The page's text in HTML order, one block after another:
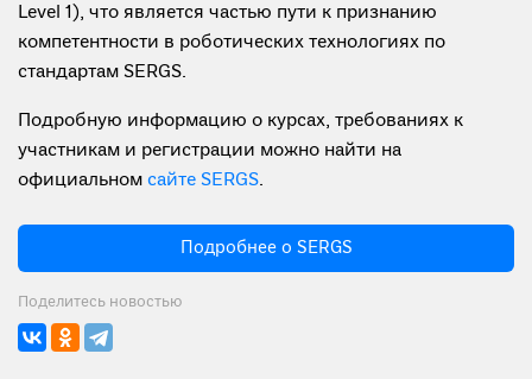
Level 1), что является частью пути к признанию
компетентности в роботических технологиях по
стандартам SERGS.
Подробную информацию о курсах, требованиях к
участникам и регистрации можно найти на
официальном сайте SERGS.
Подробнее о SERGS
Поделитесь новостью